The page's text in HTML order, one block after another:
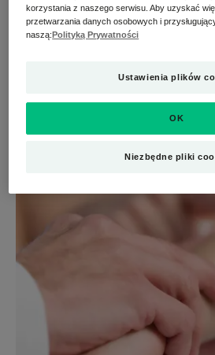
skóry) i znajdować się będą na
skórze głowy, łokciach i
korzystania z naszego serwisu. Aby uzyskać
przetwarzania danych osobowych i
naszą:Polityką Prywatności
Ustawienia plików
Niezbędne pliki
OK